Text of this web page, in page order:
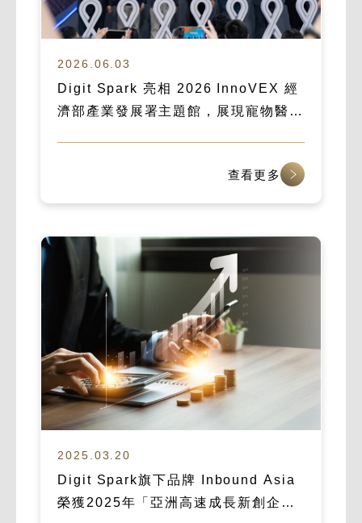
2026.06.03
Digit Spark 亮相 2026 InnoVEX 經
濟部產業發展署主題館，展現寵物醫療
查看更多
2025.03.20
Digit Spark旗下品牌 Inbound Asia
榮獲2025年「亞洲高速成長新創企